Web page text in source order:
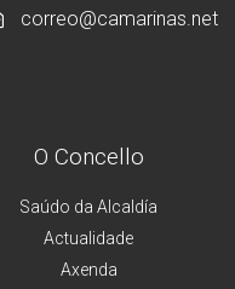
correo@camarinas.net
O Concello
Saúdo da Alcaldía
Actualidade
Axenda